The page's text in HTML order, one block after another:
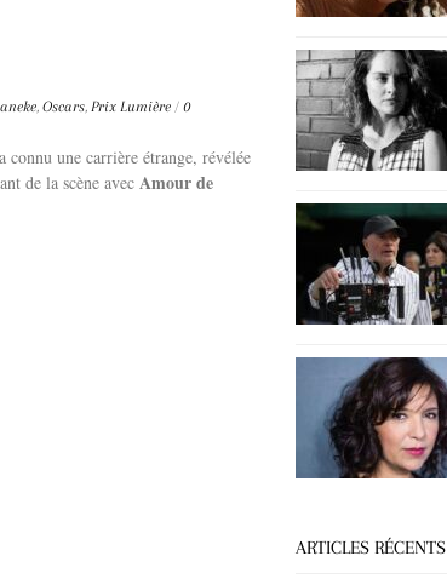
, Oscars, Prix Lumière / 0
une carrière étrange, révélée
de la scène avec Amour de
ARTICLES RÉCENTS